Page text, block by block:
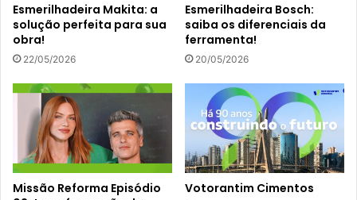
Esmerilhadeira Makita: a
solução perfeita para sua
obra!
22/05/2026
Esmerilhadeira Bosch:
saiba os diferenciais da
ferramenta!
20/05/2026
Missão Reforma Episódio
Votorantim Cimentos